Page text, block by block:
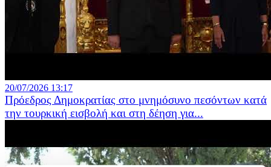
20/07/2026 13:17
Πρόεδρος Δημοκρατίας στο μνημόσυνο πεσόντων κατά
την τουρκική εισβολή και στη δέηση για...